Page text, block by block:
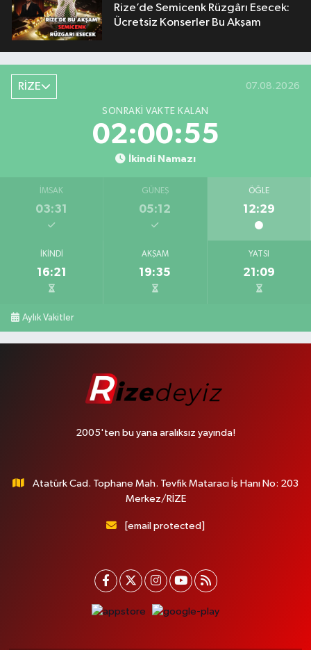
Rize’de Semicenk Rüzgârı Esecek:
Ücretsiz Konserler Bu Akşam
RİZE 07.08.2026
SONRAKI VAKTE KALAN
02:00:54
İkindi Namazı
İMSAK
03:31
GÜNEŞ
05:12
ÖĞLE
12:29
İKINDI
16:21
AKŞAM
19:35
YATSI
21:09
Aylık Vakitler
2005'ten bu yana aralıksız yayında!
Atatürk Cad. Tophane Mah. Tevfik Mataracı İş Hanı No: 203
Merkez/RİZE
[email protected]